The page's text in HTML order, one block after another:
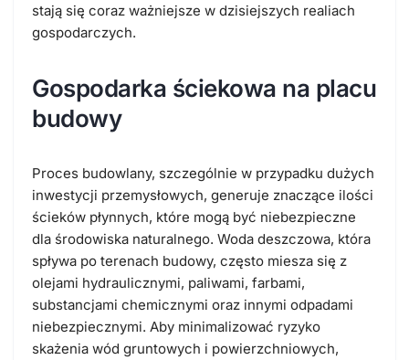
stają się coraz ważniejsze w dzisiejszych realiach
gospodarczych.
Gospodarka ściekowa na placu
budowy
Proces budowlany, szczególnie w przypadku dużych
inwestycji przemysłowych, generuje znaczące ilości
ścieków płynnych, które mogą być niebezpieczne
dla środowiska naturalnego. Woda deszczowa, która
spływa po terenach budowy, często miesza się z
olejami hydraulicznymi, paliwami, farbami,
substancjami chemicznymi oraz innymi odpadami
niebezpiecznymi. Aby minimalizować ryzyko
skażenia wód gruntowych i powierzchniowych,